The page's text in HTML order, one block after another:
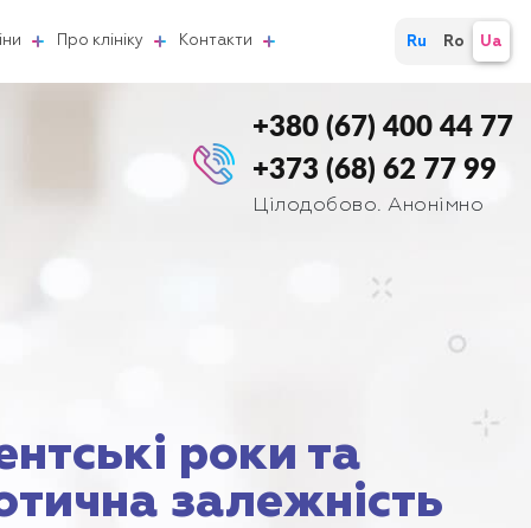
Про клініку Контакти Ru Ro Ua
+380 (67) 400 44 77
+373 (68) 62 77 99
Цілодобово. Анонімно
роки та
залежність